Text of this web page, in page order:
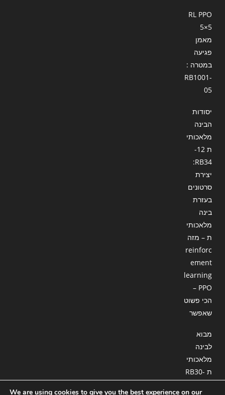
RL PPO
5×5
מאמן
פגיעה
במטרה :
RB1001-
05
יסודות
הבינה
מלאכותי
ת 12-
RB34:
יצירת
סרטונים
בעזרת
בינה
מלאכותי
ת – מזה
reinforc
ement
learning
– PPO
הכי פשוט
שאפשר
מבוא
לבינה
מלאכותי
ת RB30-
We are using cookies to give you the best experience on our